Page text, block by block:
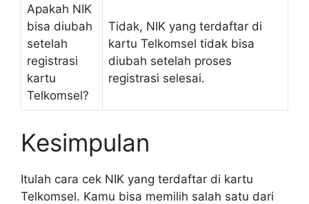
Apakah NIK
bisa diubah
setelah
registrasi
kartu
Telkomsel?
Tidak, NIK yang terdaftar di
kartu Telkomsel tidak bisa
diubah setelah proses
registrasi selesai.
Kesimpulan
Itulah cara cek NIK yang terdaftar di kartu
Telkomsel. Kamu bisa memilih salah satu dari